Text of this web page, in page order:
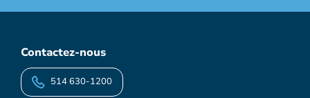
Contactez-nous
514 630-1200